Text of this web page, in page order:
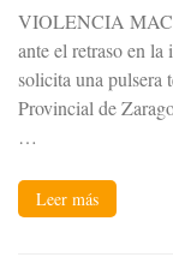
VIOLENCIA
ante el retraso en
solicita una pulsera
Provincial de
…
Leer más